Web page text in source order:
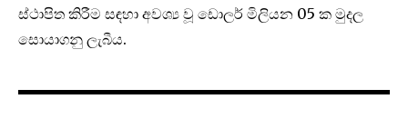
ස්ථාපිත කිරීම සඳහා අවශ්‍ය වූ ඩොලර් මිලියන 05 ක මුදල
සොයාගනු ලැබීය.